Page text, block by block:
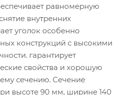
равномерную
внутренних
уголок особенно
конструкций с высокими
гарантирует
свойства и хорошую
сечению. Сечение
высоте 90 мм, ширине 140